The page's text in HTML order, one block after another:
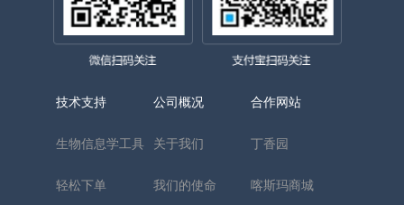
技术支持
生物信息学工具
轻松下单
公司概况
关于我们
我们的使命
合作网站
丁香园
喀斯玛商城